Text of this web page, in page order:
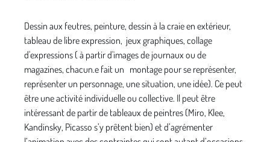
Dessin aux feutres, peinture, dessin à la craie en extérieur,
tableau de libre expression, jeux graphiques, collage
d'expressions ( à partir d'images de journaux ou de
magazines, chacun.e fait un montage pour se représenter,
représenter un personnage, une situation, une idée). Ce peut
être une activité individuelle ou collective. Il peut être
intéressant de partir de tableaux de peintres (Miro, Klee,
Kandinsky, Picasso s’y prêtent bien) et d’agrémenter